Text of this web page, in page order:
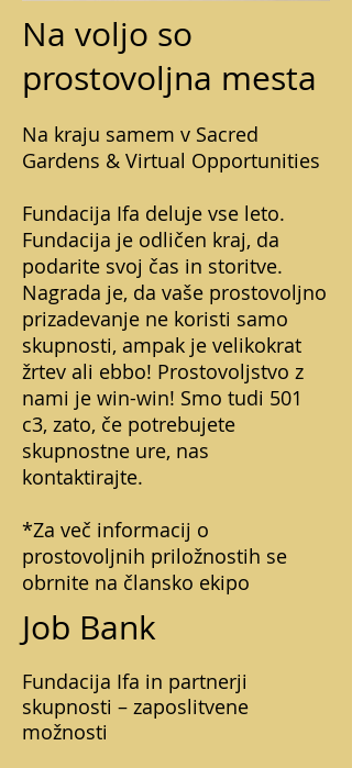
Na voljo so
prostovoljna mesta
Na kraju samem v Sacred
Gardens & Virtual Opportunities
Fundacija Ifa deluje vse leto.
Fundacija je odličen kraj, da
podarite svoj čas in storitve.
Nagrada je, da vaše prostovoljno
prizadevanje ne koristi samo
skupnosti, ampak je velikokrat
žrtev ali ebbo! Prostovoljstvo z
nami je win-win! Smo tudi 501
c3, zato, če potrebujete
skupnostne ure, nas
kontaktirajte.
*Za več informacij o
prostovoljnih priložnostih se
obrnite na člansko ekipo
Job Bank
Fundacija Ifa in partnerji
skupnosti – zaposlitvene
možnosti